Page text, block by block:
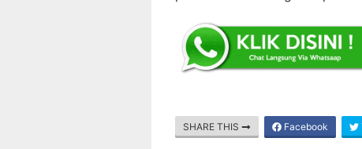
SHARE THIS Facebook